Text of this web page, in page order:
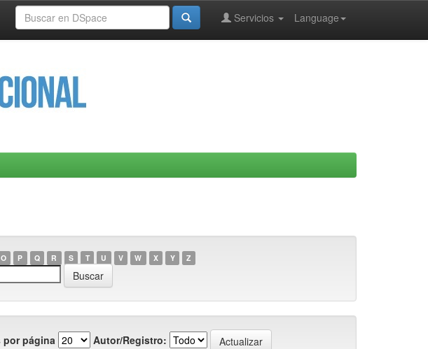
Language
Servicios
O P Q R S T U V W X Y Z
por página Autor/Registro: